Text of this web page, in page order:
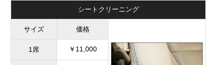
シートクリーニング
サイズ 価格
1席 ￥11,000